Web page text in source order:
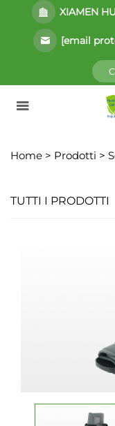
XIAMEN
[email
Home > Prodotti >
TUTTI I PRODOTTI